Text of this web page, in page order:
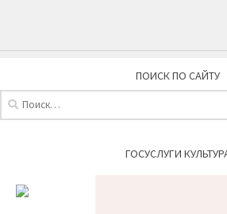
ПОИСК ПО САЙТУ
ГОСУСЛУГИ